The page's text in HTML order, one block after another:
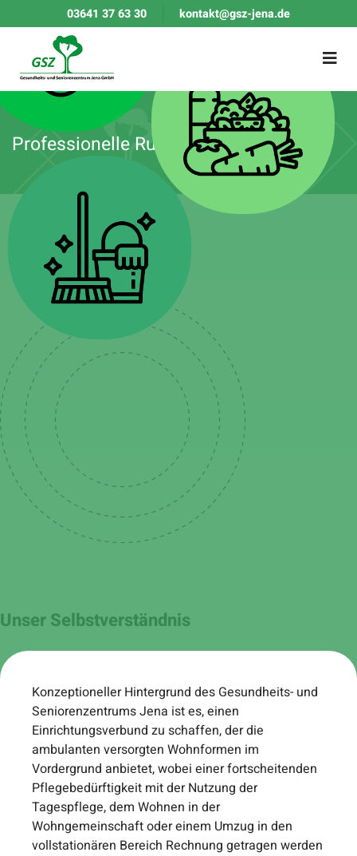
03641 37 63 30 kontakt@gsz-jena.de
Professionelle Rundum-Betreuung
Unser Selbstverständnis
Konzeptioneller Hintergrund des Gesundheits- und
Seniorenzentrums Jena ist es, einen
Einrichtungsverbund zu schaffen, der die
ambulanten versorgten Wohnformen im
Vordergrund anbietet, wobei einer fortscheitenden
Pflegebedürftigkeit mit der Nutzung der
Tagespflege, dem Wohnen in der
Wohngemeinschaft oder einem Umzug in den
vollstationären Bereich Rechnung getragen werden